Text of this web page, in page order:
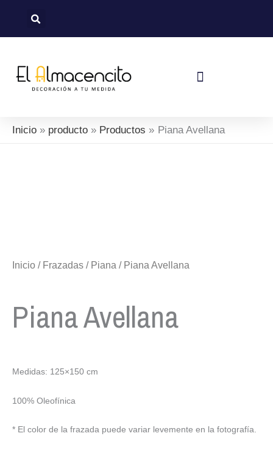
Inicio producto Productos Piana Avellana
Inicio / Frazadas / Piana / Piana Avellana
Piana Avellana
Medidas: 125×150 cm
100% Oleofínica
* El color de la frazada puede variar levemente en la fotografía.